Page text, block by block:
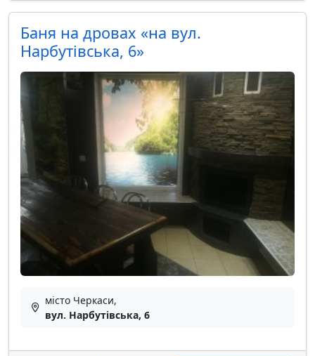
Баня на дровах «на вул.
Нарбутівська, 6»
місто Черкаси,
вул. Нарбутівська, 6